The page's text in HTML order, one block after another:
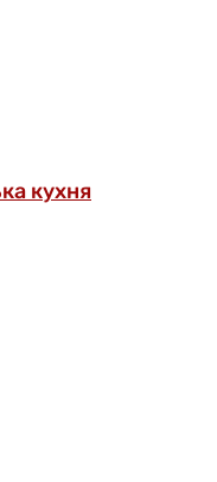
кухня